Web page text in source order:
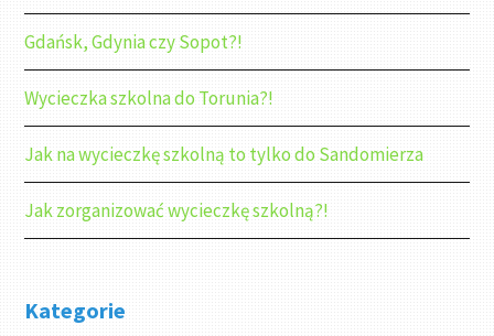
Gdańsk, Gdynia czy Sopot?!
Wycieczka szkolna do Torunia?!
Jak na wycieczkę szkolną to tylko do Sandomierza
Jak zorganizować wycieczkę szkolną?!
Kategorie